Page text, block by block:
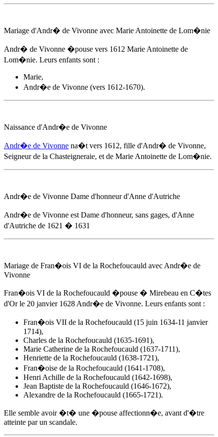
Mariage d'Andr� de Vivonne avec Marie Antoinette de Lom�nie
Andr� de Vivonne �pouse vers 1612 Marie Antoinette de
Lom�nie. Leurs enfants sont :
Marie,
Andr�e de Vivonne (vers 1612-1670).
Naissance d'Andr�e de Vivonne
Andr�e de Vivonne na�t vers 1612, fille d'Andr� de Vivonne,
Seigneur de la Chasteigneraie, et de Marie Antoinette de Lom�nie.
Andr�e de Vivonne Dame d'honneur d'Anne d'Autriche
Andr�e de Vivonne est Dame d'honneur, sans gages, d'Anne
d'Autriche de 1621 � 1631
Mariage de Fran�ois VI de la Rochefoucauld avec Andr�e de
Vivonne
Fran�ois VI de la Rochefoucauld �pouse � Mirebeau en C�tes
d'Orle 20 janvier 1628 Andr�e de Vivonne. Leurs enfants sont :
Fran�ois VII de la Rochefoucauld (15 juin 1634-11 janvier
1714),
Charles de la Rochefoucauld (1635-1691),
Marie Catherine de la Rochefoucauld (1637-1711),
Henriette de la Rochefoucauld (1638-1721),
Fran�oise de la Rochefoucauld (1641-1708),
Henri Achille de la Rochefoucauld (1642-1698),
Jean Baptiste de la Rochefoucauld (1646-1672),
Alexandre de la Rochefoucauld (1665-1721).
Elle semble avoir �t� une �pouse affectionn�e, avant d'�tre
atteinte par un scandale.